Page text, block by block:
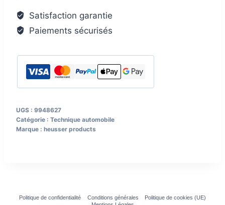
ch.
adm.
Satisfaction garantie
Paiements sécurisés
UGS : 9948627
Catégorie : Technique automobile
Marque : heusser products
Politique de confidentialité Conditions générales
Politique de cookies (UE)